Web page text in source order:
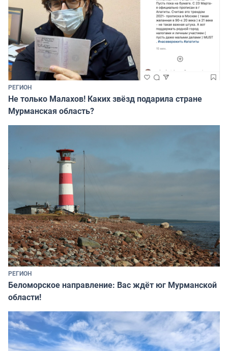
РЕГИОН
Не только Малахов! Каких звёзд подарила стране
Мурманская область?
РЕГИОН
Беломорское направление: Вас ждёт юг Мурманской
области!